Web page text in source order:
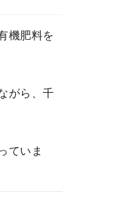
機肥料を
がら、千
ていま